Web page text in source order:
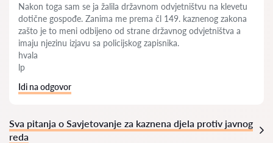
Nakon toga sam se ja žalila državnom odvjetništvu na klevetu
dotične gospođe. Zanima me prema čl 149. kaznenog zakona
zašto je to meni odbijeno od strane državnog odvjetništva a
imaju njezinu izjavu sa policijskog zapisnika.
hvala
lp
Idi na odgovor
Sva pitanja o Savjetovanje za kaznena djela protiv javnog
reda